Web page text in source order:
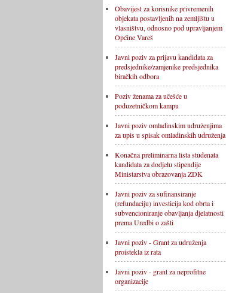
Obavijest za korisnike privremenih
objekata postavljenih na zemljištu u
vlasništvu, odnosno pod upravljanjem
Općine Vareš
Javni poziv za prijavu kandidata za
predsjednike/zamjenike predsjednika
biračkih odbora
Poziv ženama za učešće u
poduzetničkom kampu
Javni poziv omladinskim udruženjima
za upis u spisak omladinskih udruženja
Konačna preliminarna lista studenata
kandidata za dodjelu stipendije
Ministarstva obrazovanja ZDK
Javni poziv za sufinansiranje
(refundaciju) investicija kod obrta i
subvencioniranje obavljanja djelatnosti
prema Uredbi o zašti
Javni poziv - Grant za udruženja
proistekla iz rata
Javni poziv - grant za neprofitne
organizacije